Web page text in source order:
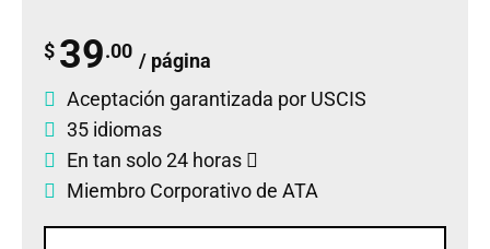
$ 39.00 / página
Aceptación garantizada por USCIS
35 idiomas
En tan solo 24 horas
Miembro Corporativo de ATA